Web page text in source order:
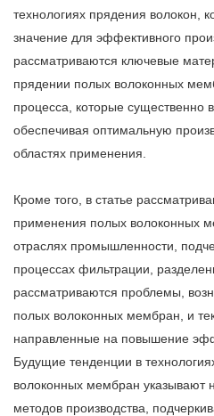
технологиях прядения
значение для эффективного
рассматриваются ключевые
прядении полых волоконных
процесса, которые существенно
обеспечивая оптимальную
областях применения.
Кроме того, в статье
применения полых волоконных
отраслях промышленности,
процессах фильтрации,
рассматриваются проблемы,
полых волоконных мембран, и
направленные на повышение
Будущие тенденции в
волоконных мембран
методов производства,